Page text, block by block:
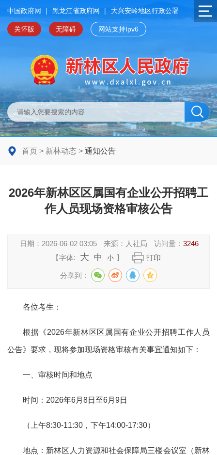
中国政府网 | 黑龙江省政府网 | 大兴安岭地区行政公署
关怀版 无障碍 网站支持Ipv6
首页 > 新林动态 > 通知公告
2026年新林区区属国有企业公开招聘工
作人员现场资格审核公告
日期： 2026-06-02 03:05 来源： 人社局 访问量：3246
【字体:
大 中 小 】 打印
分享到：
各位考生：
根据《2026年新林区区 属国有企业公开招聘工作人员
公告》要求，现将参加现场资格审核有关事宜通知如下：
一、审核时间和地点
时间： 2026年6月 8日 至6月9日
（上午8:30-11:30， 下午14:00-17:30）
地点： 新林区 人力资源和社会保障局三楼会议室（新林